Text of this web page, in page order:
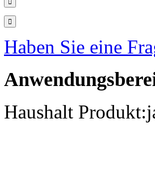
Haben Sie eine
Haushalt Produkt: